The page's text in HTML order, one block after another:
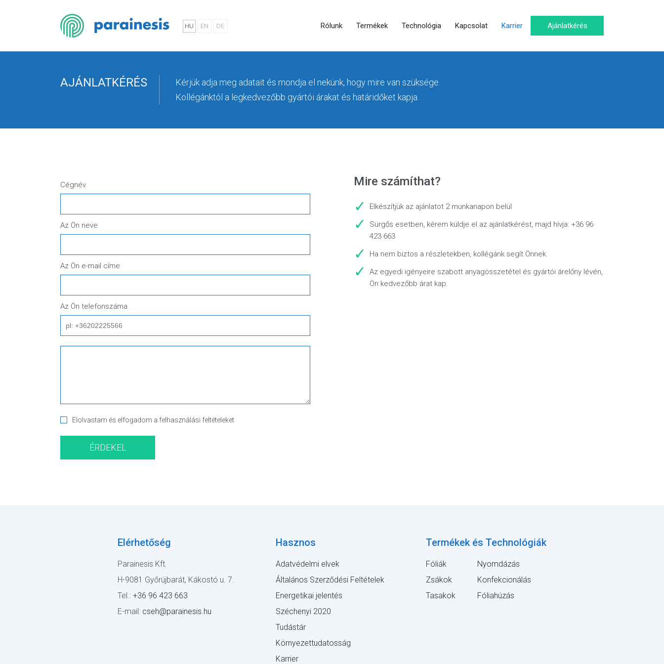
HU EN DE Rólunk Termékek Technológia Kapcsolat Karrier Ajánlatkérés
AJÁNLATKÉRÉS
Kérjük adja meg adatait és mondja el nekünk, hogy mire van szüksége.
Kollégánktól a legkedvezőbb gyártói árakat és határidőket kapja.
Cégnév
Az Ön neve
Az Ön e-mail címe
Az Ön telefonszáma
Elolvastam és elfogadom a felhasználási feltételeket
ÉRDEKEL
Mire számíthat?
Elkészítjük az ajánlatot 2 munkanapon belül
Sürgős esetben, kérem küldje el az ajánlatkérést, majd hívja: +36 96
423 663
Ha nem biztos a részletekben, kollégánk segít Önnek.
Az egyedi igényeire szabott anyagösszetétel és gyártói árelőny lévén,
Ön kedvezőbb árat kap.
Elérhetőség
Parainesis Kft.
H-9081 Győrújbarát, Kákostó u. 7.
Tel.: +36 96 423 663
E-mail: cseh@parainesis.hu
Hasznos
Adatvédelmi elvek
Általános Szerződési Feltételek
Energetikai jelentés
Széchenyi 2020
Tudástár
Környezettudatosság
Karrier
Termékek és Technológiák
Fóliák
Zsákok
Tasakok
Nyomdázás
Konfekcionálás
Fóliahúzás